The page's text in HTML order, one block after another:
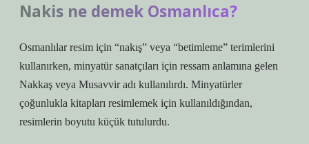
Nakis ne demek Osmanlıca?
Osmanlılar resim için “nakış” veya “betimleme” terimlerini
kullanırken, minyatür sanatçıları için ressam anlamına gelen
Nakkaş veya Musavvir adı kullanılırdı. Minyatürler
çoğunlukla kitapları resimlemek için kullanıldığından,
resimlerin boyutu küçük tutulurdu.